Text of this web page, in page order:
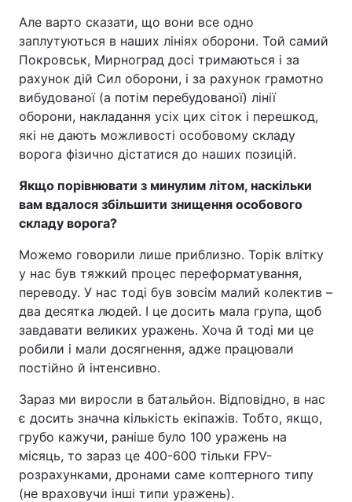
Але варто сказати, що вони все одно
заплутуються в наших лініях оборони. Той самий
Покровськ, Мирноград досі тримаються і за
рахунок дій Сил оборони, і за рахунок грамотно
вибудованої (а потім перебудованої) лінії
оборони, накладання усіх цих сіток і перешкод,
які не дають можливості особовому складу
ворога фізично дістатися до наших позицій.
Якщо порівнювати з минулим літом, наскільки
вам вдалося збільшити знищення особового
складу ворога?
Можемо говорили лише приблизно. Торік влітку
у нас був тяжкий процес переформатування,
переводу. У нас тоді був зовсім малий колектив –
два десятка людей. І це досить мала група, щоб
завдавати великих уражень. Хоча й тоді ми це
робили і мали досягнення, адже працювали
постійно й інтенсивно.
Зараз ми виросли в батальйон. Відповідно, в нас
є досить значна кількість екіпажів. Тобто, якщо,
грубо кажучи, раніше було 100 уражень на
місяць, то зараз це 400-600 тільки FPV-
розрахунками, дронами саме коптерного типу
(не враховучи інші типи уражень).